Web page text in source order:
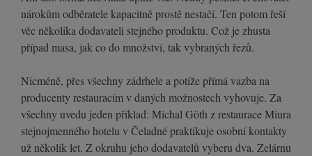
nárokům odběratele kapacitně prostě nestačí. Ten potom řeší
věc několika dodavateli stejného produktu. Což je zhusta
případ masa, jak co do množství, tak vybraných řezů.
Nicméně, přes všechny zádrhele a potíže přímá vazba na
producenty restauracím v daných možnostech vyhovuje. Za
všechny uvedu jeden příklad: Michal Göth z restaurace Miura
stejnojmenného hotelu v Čeladné praktikuje osobní kontakty
už několik let. Z okruhu jeho dodavatelů vyberu dva. Zelárnu